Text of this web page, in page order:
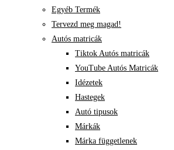
Egyéb Termék
Tervezd meg magad!
Autós matricák
Tiktok Autós matricák
YouTube Autós Matricák
Idézetek
Hastegek
Autó tipusok
Márkák
Márka függetlenek